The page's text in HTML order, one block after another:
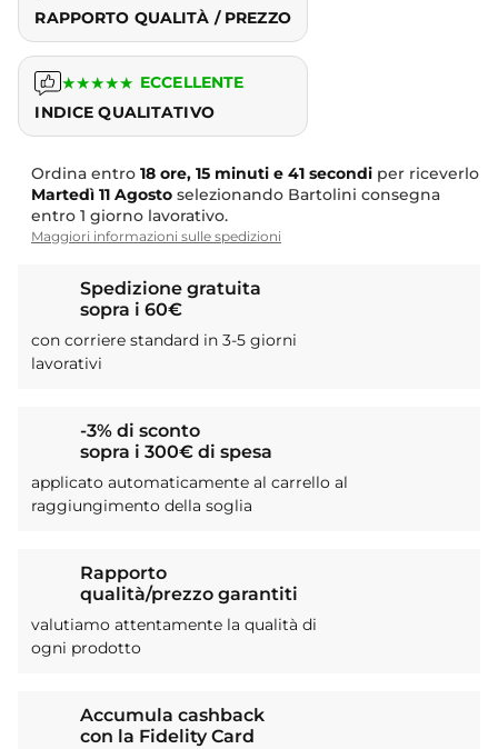
RAPPORTO QUALITÀ / PREZZO
★★★★★ ECCELLENTE
INDICE QUALITATIVO
Ordina entro 18 ore, 15 minuti e 40 secondi per
riceverloMartedì 11 Agostoselezionando Bartolini
consegna entro 1 giorno lavorativo.
Maggiori informazioni sulle spedizioni
Spedizione gratuita
sopra i 60€
con corriere standard in 3-5 giorni
lavorativi
-3% di sconto
sopra i 300€ di spesa
applicato automaticamente al carrello al
raggiungimento della soglia
Rapporto
qualità/prezzo garantiti
valutiamo attentamente la qualità di
ogni prodotto
Accumula cashback
con la Fidelity Card